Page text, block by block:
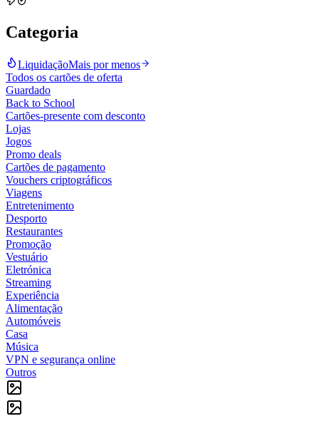
Categoria
LiquidaçãoMais por menos
Todos os cartões de oferta
Guardado
Back to School
Cartões-presente com desconto
Lojas
Jogos
Promo deals
Cartões de pagamento
Vouchers criptográficos
Viagens
Entretenimento
Desporto
Restaurantes
Promoção
Vestuário
Eletrónica
Streaming
Experiência
Alimentação
Automóveis
Casa
Música
VPN e segurança online
Outros